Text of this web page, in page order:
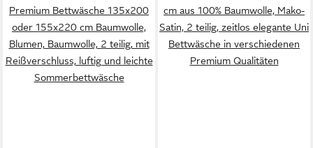
Premium Bettwäsche 135x200
oder 155x220 cm Baumwolle,
Blumen, Baumwolle, 2 teilig, mit
Reißverschluss, luftig und leichte
Sommerbettwäsche
cm aus 100% Baumwolle, Mako-
Satin, 2 teilig, zeitlos elegante Uni
Bettwäsche in verschiedenen
Premium Qualitäten